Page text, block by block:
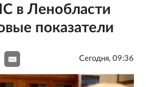
в Ленобласти
показатели
Сегодня, 09:36